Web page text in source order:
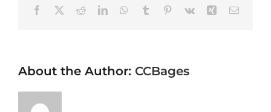
FacebookRedditLinkedInWhatsApp
TumblrPinterest
Vk XingEmail
About the Author: CCBages